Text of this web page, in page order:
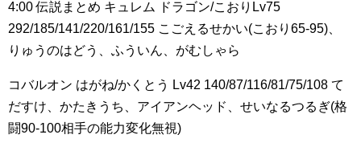
4:00伝説まとめ キュレム ドラゴン/こおりLv75
292/185/141/220/161/155 こごえるせかい(こおり65-95)、
りゅうのはどう、ふういん、がむしゃら
コバルオン はがね/かくとう Lv42 140/87/116/81/75/108 て
だすけ、かたきうち、アイアンヘッド、せいなるつるぎ(格
闘90-100相手の能力変化無視)